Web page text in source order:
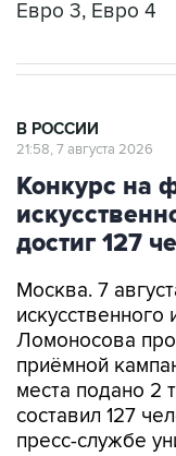
Евро 3, Евро 4
В РОССИИ
21:58, 7 августа 2026
Конкурс на
достиг 127
Москва. 7
Ломоносова
приёмной
места подано 2
составил 127
пресс-службе